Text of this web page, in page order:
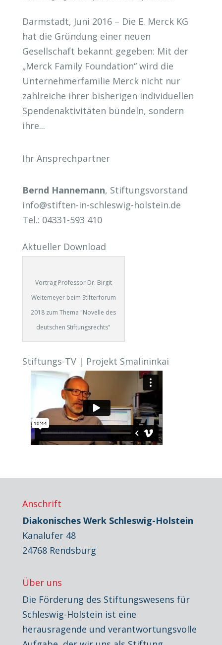
Darmstadt, Juni 2016 – Die E. Merck KG
hat die Gründung einer neuen
Gesellschaft bekannt gegeben: Mit der
„Merck Family Foundation“ wird die
Unternehmerfamilie Merck nicht nur
zahlreiche ihrer bisherigen individuellen
Spendenaktivitäten bündeln, sondern
ihre...
Ihr Ansprechpartner
Bernd Hannemann, Stiftungsvorstand
info@stiften-in-schleswig-holstein.de
Tel.: 04331-593 410
Aktueller Download
Vortrag Professor Dr. Birgit
Weitemeyer beim Stifterforum
2018 zum Thema "Novelle des
deutschen Stiftungsrechts"
Stiftungs-TV | Projekt Smalininkai
Anschrift
Diakonisches Werk Schleswig-Holstein
Kanalufer 48
24768 Rendsburg
Über uns
Die Förderung des Stiftungswesens für
Schleswig-Holstein ist eine
herausragende und verantwortungsvolle